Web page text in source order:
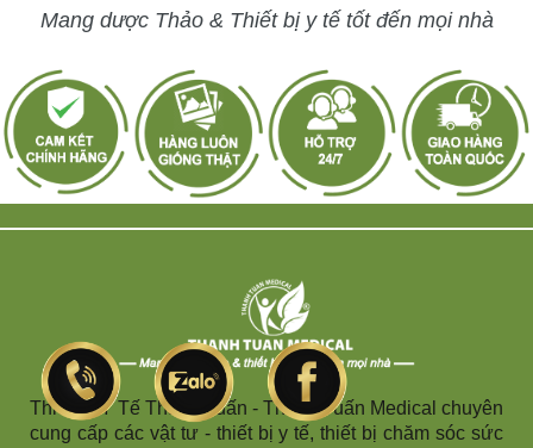
Mang dược Thảo & Thiết bị y tế tốt đến mọi nhà
Thiết Bị Y Tế Thanh Tuấn - Thanh Tuấn Medical chuyên
cung cấp các vật tư - thiết bị y tế, thiết bị chăm sóc sức